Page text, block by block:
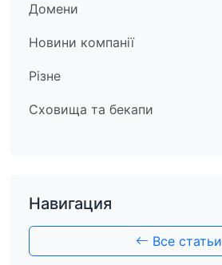
Домени
Новини компанії
Різне
Сховища та бекапи
Навигация
Все статьи